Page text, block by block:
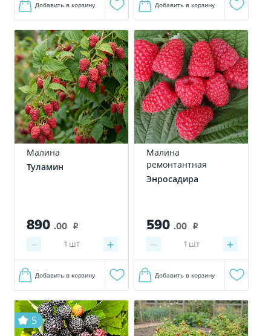
Добавить в корзину Добавить в корзину
Малина
Туламин
890 .00 i
− +
1 шт
Добавить в корзину
Малина
ремонтантная
Энросадира
590 .00 i
− +
1 шт
Добавить в корзину
5